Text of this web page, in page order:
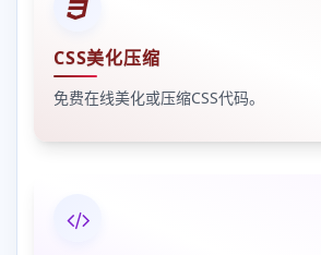
CSS美化压缩
免费在线美化或压缩CSS代码。